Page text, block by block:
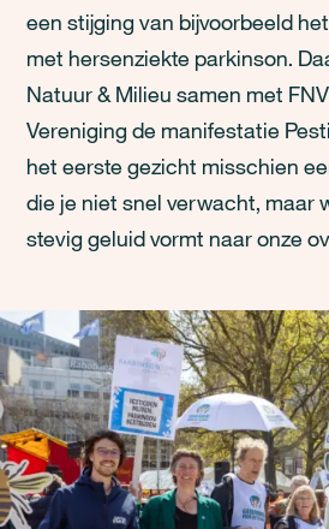
een stijging van bijvoorbeeld
met hersenziekte parkinson.
Natuur & Milieu samen met
Vereniging de manifestatie
het eerste gezicht misschien
die je niet snel verwacht, maar
stevig geluid vormt naar onze